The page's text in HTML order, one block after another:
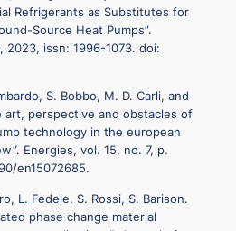
Refrigerants as Substitutes for
Source Heat Pumps”.
2023, issn: 1996-1073. doi:
S. Bobbo, M. D. Carli, and
art, perspective and obstacles of
technology in the european
Energies, vol. 15, no. 7, p.
en15072685.
L. Fedele, S. Rossi, S. Barison.
phase change material